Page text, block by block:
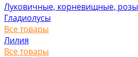
Луковичные, корневищные, розы
Гладиолусы
Все товары
Лилия
Все товары